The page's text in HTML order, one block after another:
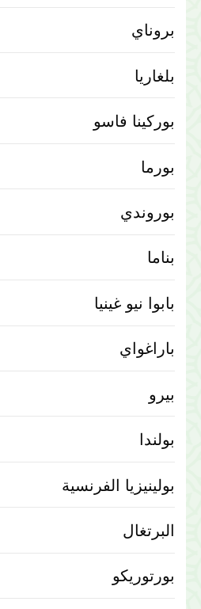
بروناي
بلغاريا
بوركينا فاسو
بورما
بوروندي
بناما
بابوا نيو غينيا
باراغواي
بيرو
بولندا
بولينيزيا الفرنسية
البرتغال
بورتوريكو